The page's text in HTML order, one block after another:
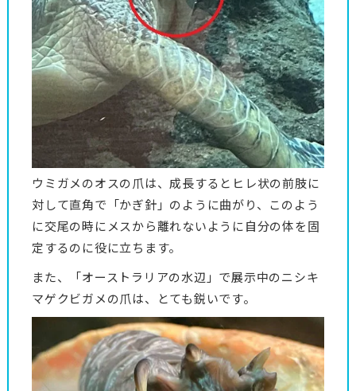
ウミガメのオスの爪は、成長するとヒレ状の前肢に
対して直角で「かぎ針」のように曲がり、このよう
に交尾の時にメスから離れないように自分の体を固
定するのに役に立ちます。
また、「オーストラリアの水辺」で展示中のニシキ
マゲクビガメの爪は、とても鋭いです。